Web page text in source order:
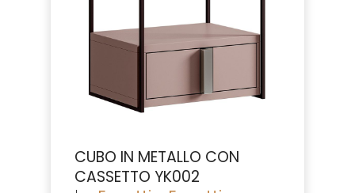
CUBO IN METALLO CON
CASSETTO YK002